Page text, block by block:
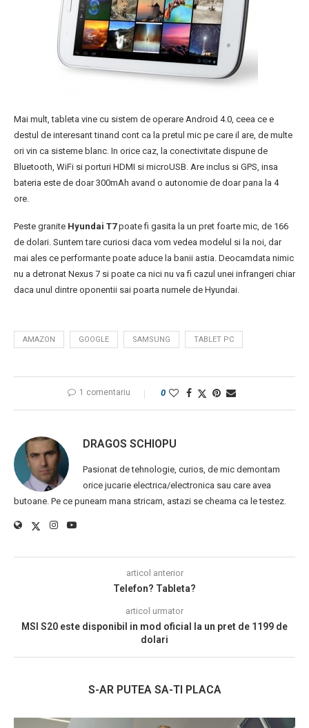
Mai mult, tableta vine cu sistem de operare Android 4.0, ceea ce e
destul de interesant tinand cont ca la pretul mic pe care il are, de multe
ori vin ca sisteme blanc. In orice caz, la conectivitate dispune de
Bluetooth, WiFi si porturi HDMI si microUSB. Are inclus si GPS, insa
bateria este de doar 300mAh avand o autonomie de doar pana la 4
ore.
Peste granite Hyundai T7poate fi gasita la un pret foarte mic, de 166
de dolari. Suntem tare curiosi daca vom vedea modelul si la noi, dar
mai ales ce performante poate aduce la banii astia. Deocamdata nimic
nu a detronat Nexus 7 si poate ca nici nu va fi cazul unei infrangeri chiar
daca unul dintre oponentii sai poarta numele de Hyundai.
AMAZON GOOGLE SAMSUNG TABLET PC
1 comentariu 0
DRAGOS SCHIOPU
Pasionat de tehnologie, curios, de mic demontam
orice jucarie electrica/electronica sau care avea
butoane. Pe ce puneam mana stricam, astazi se cheama ca le testez.
articol anterior
Telefon? Tableta?
articol urmator
MSI S20 este disponibil in mod oficial la un pret de 1199 de
dolari
S-AR PUTEA SA-TI PLACA